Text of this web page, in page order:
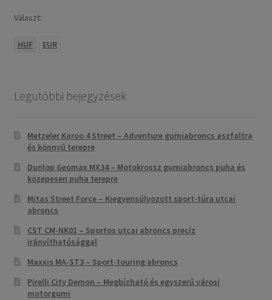
Választ:
HUF EUR
Legutóbbi bejegyzések
Metzeler Karoo 4 Street – Adventure gumiabroncs aszfaltra
és könnyű terepre
Dunlop Geomax MX34 – Motokrossz gumiabroncs puha és
közepesen puha terepre
Mitas Street Force – Kiegyensúlyozott sport-túra utcai
abroncs
CST CM-NK01 – Sportos utcai abroncs precíz
irányíthatósággal
Maxxis MA-ST3 – Sport-touring abroncs
Pirelli City Demon – Megbízható és egyszerű városi
motorgumi